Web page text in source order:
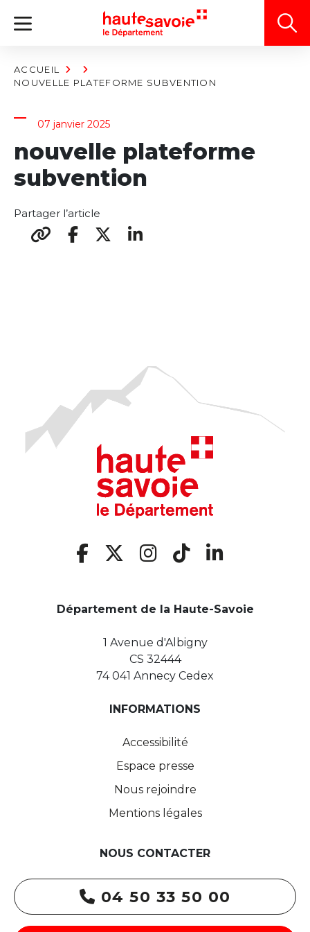
Panneau de gestion des cookies
ACCUEIL
NOUVELLE PLATEFORME SUBVENTION
07 janvier 2025
nouvelle plateforme
subvention
Partager l’article
Département de la Haute-Savoie
1 Avenue d'Albigny
CS 32444
74 041 Annecy Cedex
INFORMATIONS
Accessibilité
Espace presse
Nous rejoindre
Mentions légales
NOUS CONTACTER
04 50 33 50 00